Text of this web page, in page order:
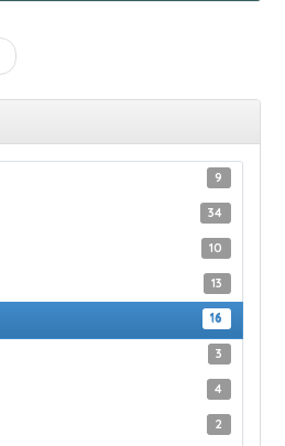
articole
9
34
10
13
16
3
4
2